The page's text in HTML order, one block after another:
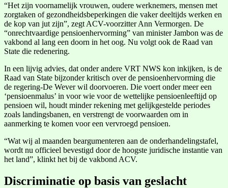
“Het zijn voornamelijk vrouwen, oudere werknemers, mensen met
zorgtaken of gezondheidsbeperkingen die vaker deeltijds werken en
de kop van jut zijn”, zegt ACV-voorzitter Ann Vermorgen. De
“onrechtvaardige pensioenhervorming” van minister Jambon was de
vakbond al lang een doorn in het oog. Nu volgt ook de Raad van
State die redenering.
In een lijvig advies, dat onder andere VRT NWS kon inkijken, is de
Raad van State bijzonder kritisch over de pensioenhervorming die
de regering-De Wever wil doorvoeren. Die voert onder meer een
‘pensioenmalus’ in voor wie voor de wettelijke pensioenleeftijd op
pensioen wil, houdt minder rekening met gelijkgestelde periodes
zoals landingsbanen, en verstrengt de voorwaarden om in
aanmerking te komen voor een vervroegd pensioen.
“Wat wij al maanden beargumenteren aan de onderhandelingstafel,
wordt nu officieel bevestigd door de hoogste juridische instantie van
het land”, klinkt het bij de vakbond ACV.
Discriminatie op basis van geslacht